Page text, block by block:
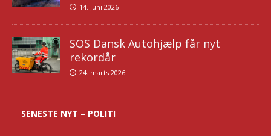
14. juni 2026
SOS Dansk Autohjælp får nyt
rekordår
24. marts 2026
SENESTE NYT – POLITI